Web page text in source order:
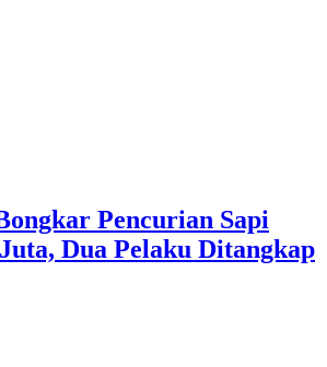
Pencurian Sapi
Dua Pelaku Ditangkap